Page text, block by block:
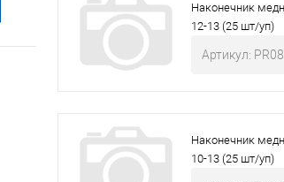
Наконечник
12-13 (25 шт/уп)
Артикул:
Наконечник
10-13 (25 шт/уп)